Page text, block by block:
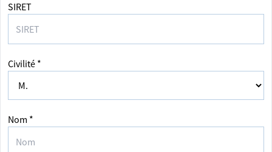
SIRET
Civilité *
Nom *